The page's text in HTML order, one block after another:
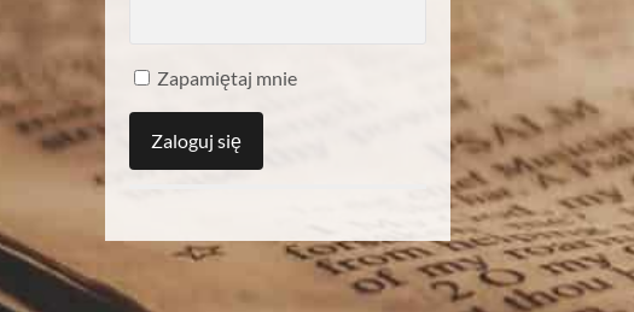
Zapamiętaj mnie